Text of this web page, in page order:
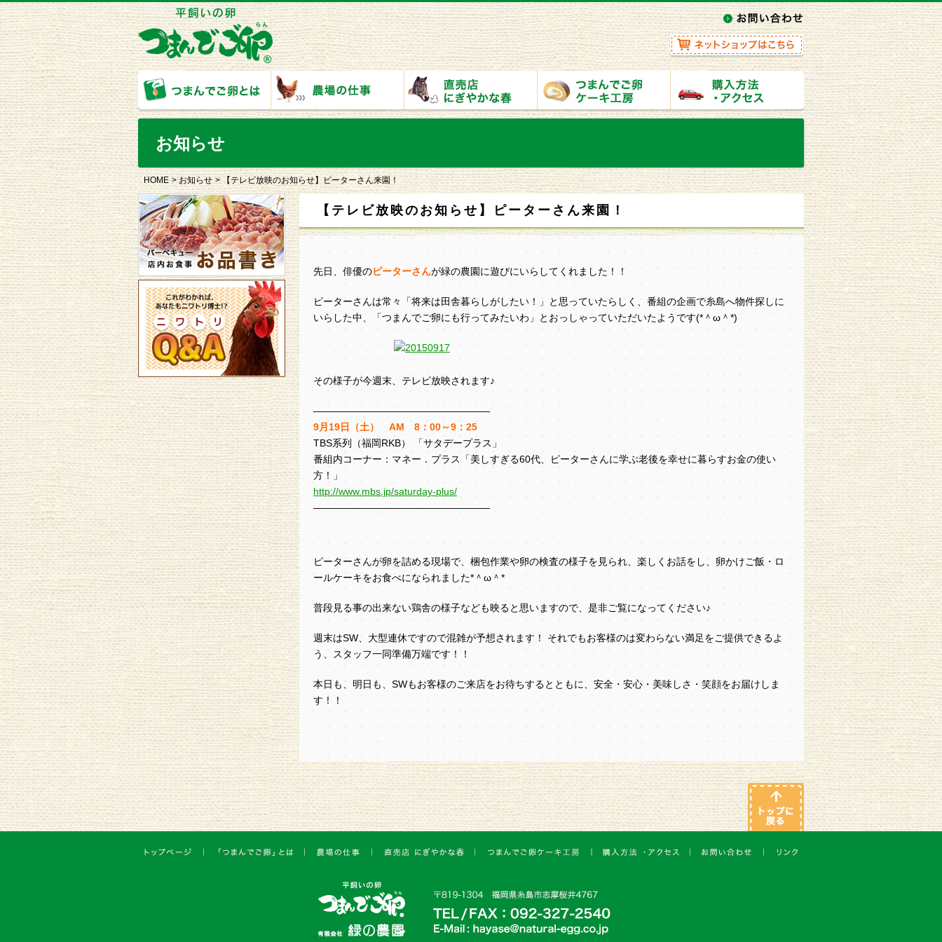
お知らせ
HOME お知らせ 【テレビ放映のお知らせ】ピーターさん来園！
【テレビ放映のお知らせ】ピーターさん来園！
先日、俳優のピーターさんが緑の農園に遊びにいらしてくれました！！
ピーターさんは常々「将来は田舎暮らしがしたい！」と思っていたらしく、番組の企画で糸島へ物件探しに
いらした中、「つまんでご卵にも行ってみたいわ」とおっしゃっていただいたようです(*＾ω＾*)
その様子が今週末、テレビ放映されます♪
――――――――――――――――――
9月19日（土） AM 8：00～9：25
TBS系列（福岡RKB） 「サタデープラス」
番組内コーナー：マネー．プラス「美しすぎる60代、ピーターさんに学ぶ老後を幸せに暮らすお金の使い
方！」
http://www.mbs.jp/saturday-plus/
――――――――――――――――――
ピーターさんが卵を詰める現場で、梱包作業や卵の検査の様子を見られ、楽しくお話をし、卵かけご飯・ロ
ールケーキをお食べになられました*＾ω＾*
普段見る事の出来ない鶏舎の様子なども映ると思いますので、是非ご覧になってください♪
週末はSW、大型連休ですので混雑が予想されます！ それでもお客様のは変わらない満足をご提供できるよ
う、スタッフ一同準備万端です！！
本日も、明日も、SWもお客様のご来店をお待ちするとともに、安全・安心・美味しさ・笑顔をお届けしま
す！！